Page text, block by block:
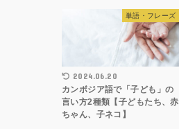
単語・フレーズ
2024.06.20
カンボジア語で「子ども」の
言い方2種類【子どもたち、赤
ちゃん、子ネコ】